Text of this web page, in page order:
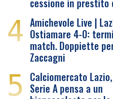
cessione in
4 Amichevole Live |
Ostiamare 4-0:
match. Doppiette
Zaccagni
5 Calciomercato
Serie A pensa a un